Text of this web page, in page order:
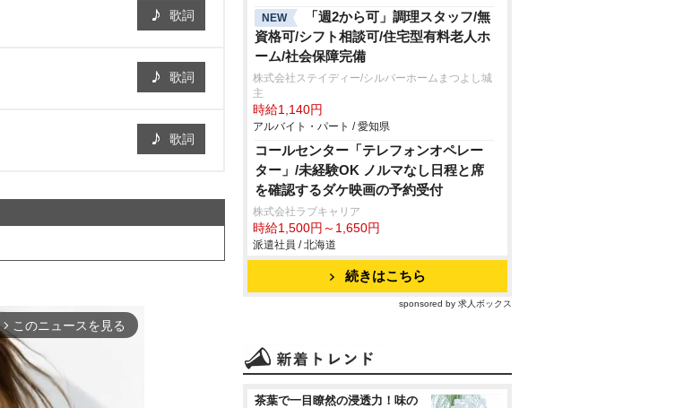
歌詞
歌詞
歌詞
arrow_forward_ios このニュースを見る
NEW
「週2から可」調理スタッフ/無
資格可/シフト相談可/住宅型有料老人ホ
ーム/社会保障完備
株式会社ステイディー/シルバーホームまつよし城
主
時給1,140円
アルバイト・パート / 愛知県
コールセンター「テレフォンオペレー
ター」/未経験OK ノルマなし日程と席
を確認するダケ映画の予約受付
株式会社ラブキャリア
時給1,500円～1,650円
派遣社員 / 北海道
続きはこちら
sponsored by 求人ボックス
茶葉で一目瞭然の浸透力！味の